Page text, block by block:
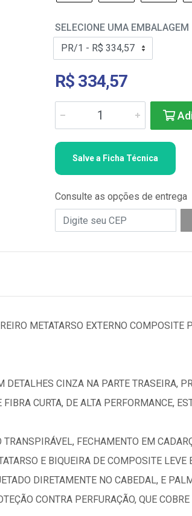
SELECIONE UMA EMBALAGEM
R$ 334,57
Salve a Ficha Técnica
Consulte as opções de entrega
METATARSO EXTERNO COMPOSITE
DETALHES CINZA NA PARTE TRASEIRA,
CURTA, DE ALTA PERFORMANCE,
FECHAMENTO EM
E BIQUEIRA DE COMPOSITE LEVE
DIRETAMENTE NO CABEDAL, E
CONTRA PERFURAÇÃO, QUE